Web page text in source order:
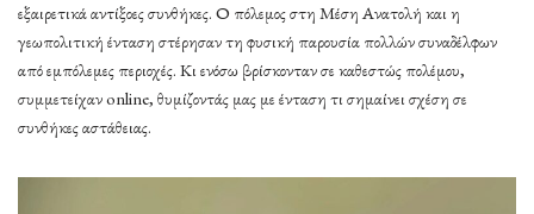
εξαιρετικά αντίξοες συνθήκες. Ο πόλεμος στη Μέση Ανατολή και η
γεωπολιτική ένταση στέρησαν τη φυσική παρουσία πολλών συναδέλφων
από εμπόλεμες περιοχές. Κι ενόσω βρίσκονταν σε καθεστώς πολέμου,
συμμετείχαν online, θυμίζοντάς μας με ένταση τι σημαίνει σχέση σε
συνθήκες αστάθειας.